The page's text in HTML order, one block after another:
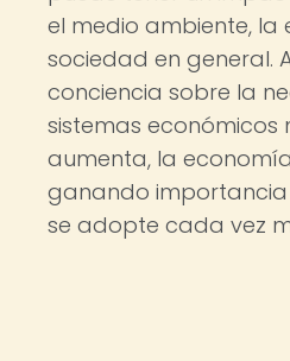
el medio ambiente, la
sociedad en general.
conciencia sobre la
sistemas económicos
aumenta, la
ganando importancia
se adopte cada vez